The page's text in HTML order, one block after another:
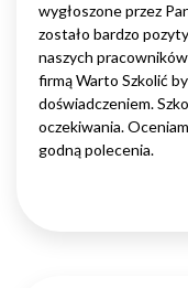
wygłoszone przez
zostało bardzo
naszych
firmą Warto Szkolić
doświadczeniem.
oczekiwania.
godną polecenia.